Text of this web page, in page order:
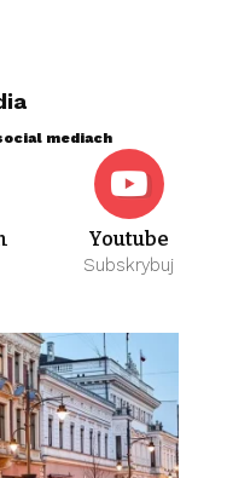
mediach
Youtube
Subskrybuj